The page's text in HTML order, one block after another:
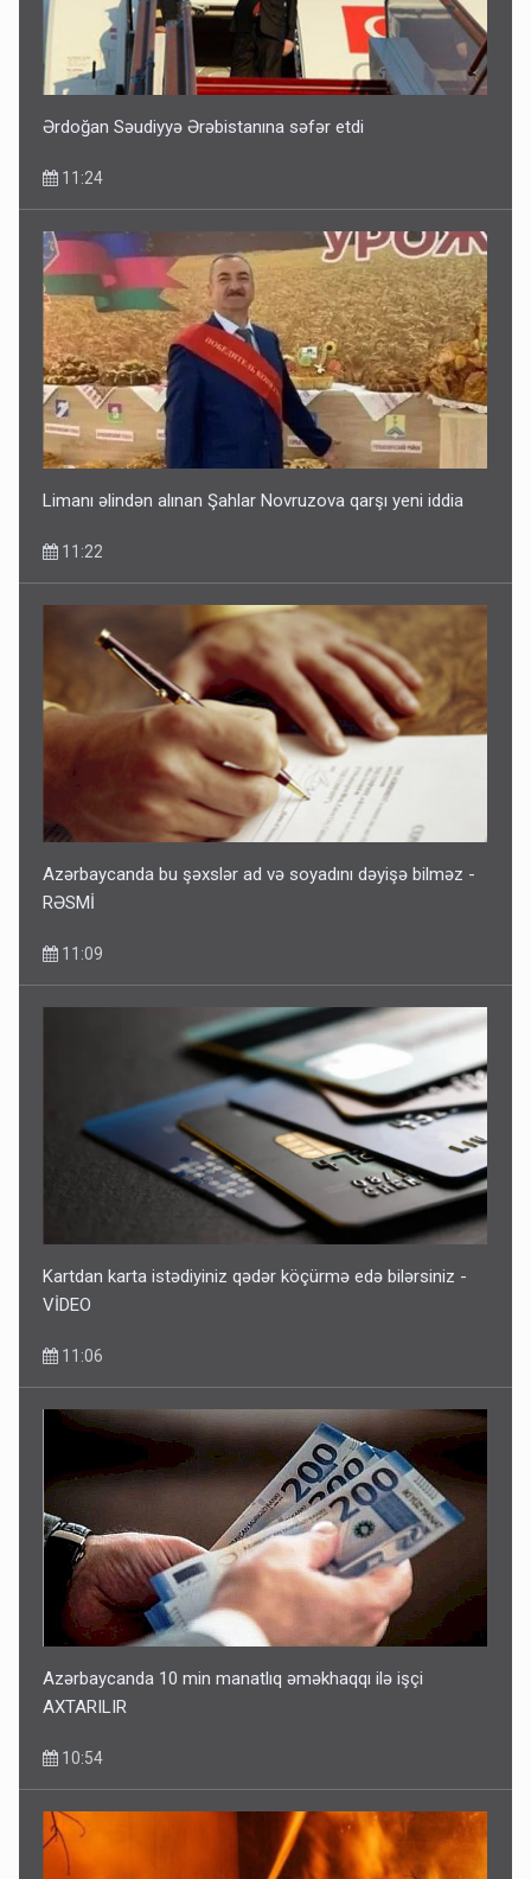
Ərdoğan Səudiyyə Ərəbistanına səfər etdi
11:24
Limanı əlindən alınan Şahlar Novruzova qarşı yeni iddia
11:22
Azərbaycanda bu şəxslər ad və soyadını dəyişə bilməz -
RƏSMİ
11:09
Kartdan karta istədiyiniz qədər köçürmə edə bilərsiniz -
VİDEO
11:06
Azərbaycanda 10 min manatlıq əməkhaqqı ilə işçi
AXTARILIR
10:54